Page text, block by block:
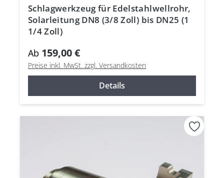
Schlagwerkzeug für Edelstahlwellrohr,
Solarleitung DN8 (3/8 Zoll) bis DN25 (1
1/4 Zoll)
Ab 159,00 €
Preise inkl. MwSt. zzgl. Versandkosten
Details